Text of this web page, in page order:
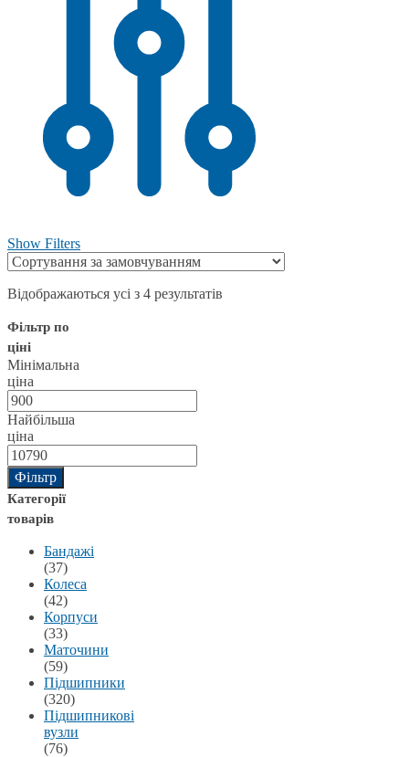
Show Filters
Відображаються усі з 4 результатів
Фільтр по
ціні
Мінімальна
ціна
Найбільша
ціна
Фільтр
Категорії
товарів
Бандажі
(37)
Колеса
(42)
Корпуси
(33)
Маточини
(59)
Підшипники
(320)
Підшипникові
вузли
(76)